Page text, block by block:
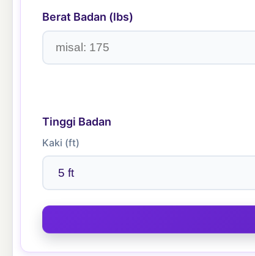
Berat Badan (lbs)
Tinggi Badan
Kaki (ft)